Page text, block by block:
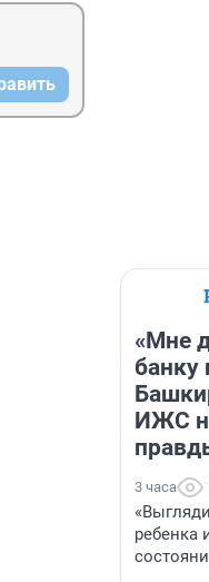
«Мне
банку
ИЖС
3 часа
ребенка